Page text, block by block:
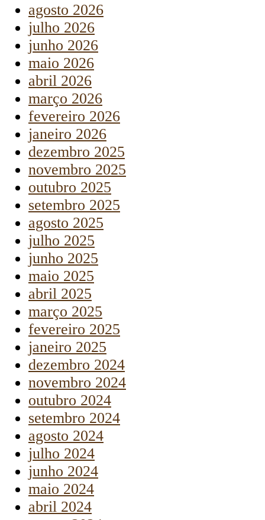
agosto 2026
julho 2026
junho 2026
maio 2026
abril 2026
março 2026
fevereiro 2026
janeiro 2026
dezembro 2025
novembro 2025
outubro 2025
setembro 2025
agosto 2025
julho 2025
junho 2025
maio 2025
abril 2025
março 2025
fevereiro 2025
janeiro 2025
dezembro 2024
novembro 2024
outubro 2024
setembro 2024
agosto 2024
julho 2024
junho 2024
maio 2024
abril 2024